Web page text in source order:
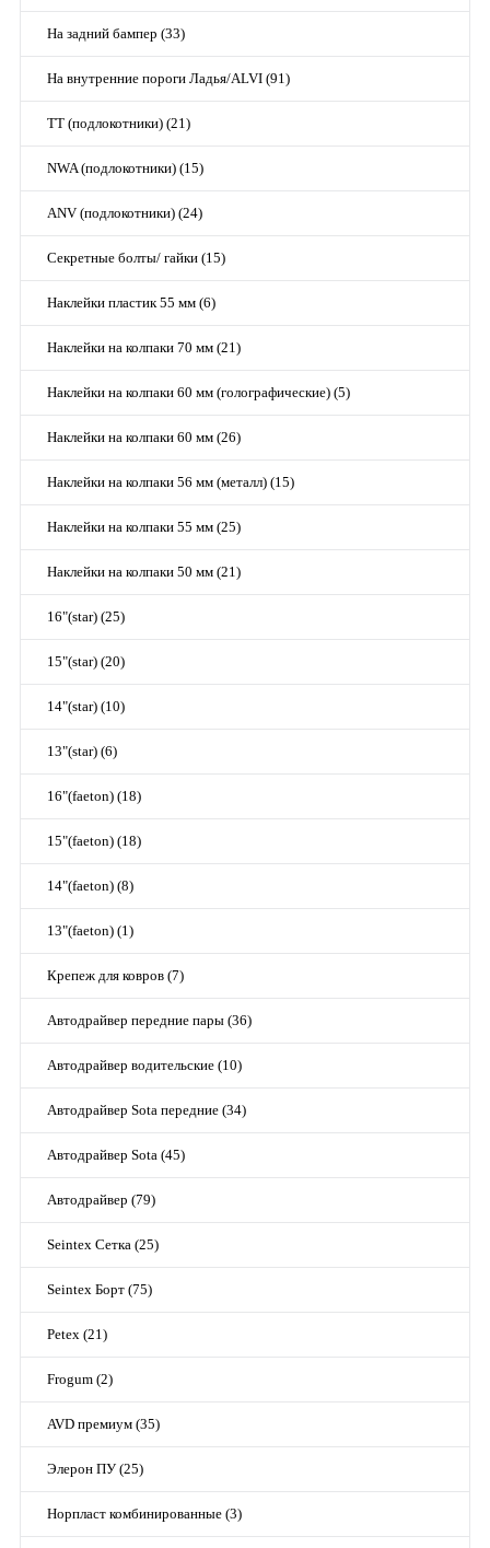
На задний бампер (33)
На внутренние пороги Ладья/ALVI (91)
TT (подлокотники) (21)
NWA (подлокотники) (15)
ANV (подлокотники) (24)
Секретные болты/ гайки (15)
Наклейки пластик 55 мм (6)
Наклейки на колпаки 70 мм (21)
Наклейки на колпаки 60 мм (голографические) (5)
Наклейки на колпаки 60 мм (26)
Наклейки на колпаки 56 мм (металл) (15)
Наклейки на колпаки 55 мм (25)
Наклейки на колпаки 50 мм (21)
16"(star) (25)
15"(star) (20)
14"(star) (10)
13"(star) (6)
16"(faeton) (18)
15"(faeton) (18)
14"(faeton) (8)
13"(faeton) (1)
Крепеж для ковров (7)
Автодрайвер передние пары (36)
Автодрайвер водительские (10)
Автодрайвер Sota передние (34)
Автодрайвер Sota (45)
Автодрайвер (79)
Seintex Сетка (25)
Seintex Борт (75)
Petex (21)
Frogum (2)
AVD премиум (35)
Элерон ПУ (25)
Норпласт комбинированные (3)